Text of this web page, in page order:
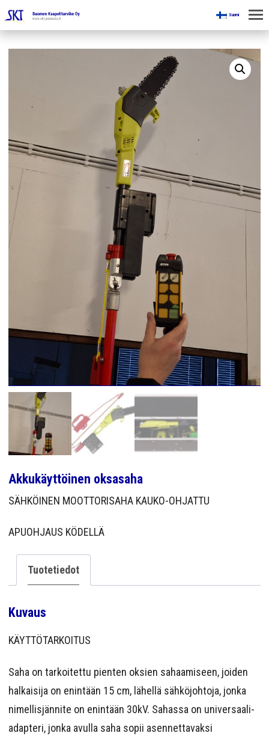
Suomi
KOTI
TUOTTEET
KAAPELINKÄSITTELYLAITTEET
JÄNNITETYÖLINJAVARUSTEET
KAIVOSTEOLLISUUDEN LAITTEET
Akkukäyttöinen oksasaha
SÄHKÖINEN MOOTTORISAHA KAUKO-OHJATTU
APUOHJAUS KÖDELLÄ
Tuotetiedot
Kuvaus
KÄYTTÖTARKOITUS
Saha on tarkoitettu pienten oksien sahaamiseen, joiden
halkaisija on enintään 15 cm, lähellä sähköjohtoja, jonka
nimellisjännite on enintään 30kV. Sahassa on universaali-
adapteri, jonka avulla saha sopii asennettavaksi